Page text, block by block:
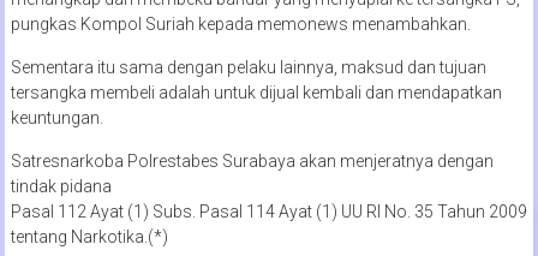
pungkas Kompol Suriah kepada memonews menambahkan.
Sementara itu sama dengan pelaku lainnya, maksud dan tujuan
tersangka membeli adalah untuk dijual kembali dan mendapatkan
keuntungan.
Satresnarkoba Polrestabes Surabaya akan menjeratnya dengan
tindak pidana
Pasal 112 Ayat (1) Subs. Pasal 114 Ayat (1) UU RI No. 35 Tahun 2009
tentang Narkotika.(*)